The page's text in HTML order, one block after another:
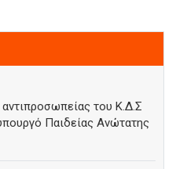
του Κ.Δ.Σ
Παιδείας Ανώτατης